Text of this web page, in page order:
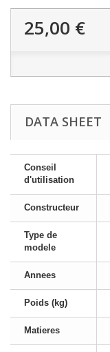
25,00 €
DATA SHEET
Conseil
d'utilisation
Constructeur
Type de
modele
Annees
Poids (kg)
Matieres